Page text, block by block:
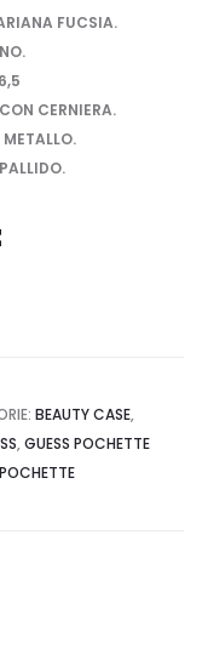
FUCSIA.
CERNIERA.
BEAUTY CASE,
, GUESS POCHETTE
POCHETTE